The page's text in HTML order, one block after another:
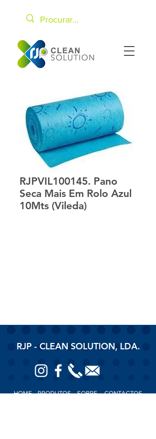
RJPVIL100145. Pano
Seca Mais Em Rolo Azul
10Mts (Vileda)
RJP - CLEAN SOLUTION, LDA.
HOMEPRODUTOSSOBRE CONTACTOS